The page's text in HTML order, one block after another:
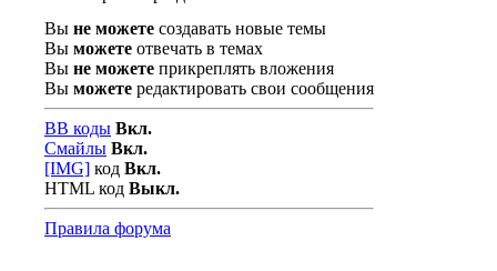
Вы не можете создавать новые темы
Вы можете отвечать в темах
Вы не можете прикреплять вложения
Вы можете редактировать свои сообщения
BB коды Вкл.
Смайлы Вкл.
[IMG] код Вкл.
HTML код Выкл.
Правила форума